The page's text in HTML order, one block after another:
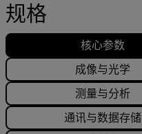
规格
核心参数
成像与光学
测量与分析
通讯与数据存储